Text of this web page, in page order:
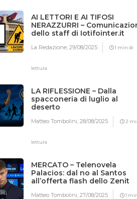
AI LETTORI E AI TIFOSI
NERAZZURRI –
dello staff di Iotifointer.it
La Redazione,29/08/2025 1 min di
lettura
LA RIFLESSIONE – Dalla
spacconeria di luglio al
deserto
Matteo Tombolini,28/08/2025 2
lettura
MERCATO – Telenovela
Palacios: dal no al Santos
all’offerta flash dello Zenit
Matteo Tombolini,27/08/2025 1